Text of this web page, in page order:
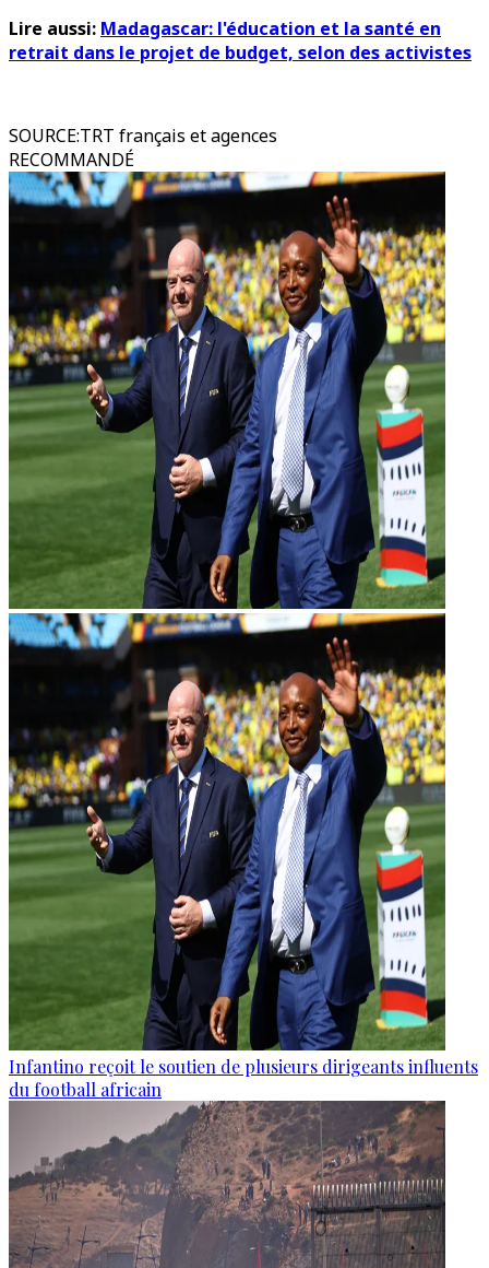
Lire aussi: Madagascar: l'éducation et la santé en
retrait dans le projet de budget, selon des activistes
SOURCE:TRT français et agences
RECOMMANDÉ
Infantino reçoit le soutien de plusieurs dirigeants influents
du football africain